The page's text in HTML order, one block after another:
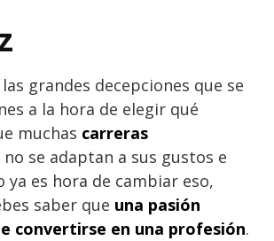
grandes decepciones que se
a la hora de elegir qué
muchas carreras
no se adaptan a sus gustos e
ya es hora de cambiar eso,
saber que una pasión
convertirse en una profesión.